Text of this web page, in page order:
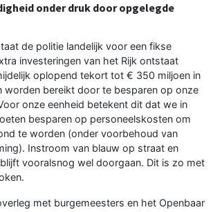
onder druk door opgelegde
de politie landelijk voor een fikse
investeringen van het Rijk ontstaat
oplopend tekort tot € 350 miljoen in
worden bereikt door te besparen op onze
onze eenheid betekent dit dat we in
besparen op personeelskosten om
te worden (onder voorbehoud van
Instroom van blauw op straat en
vooralsnog wel doorgaan. Dit is zo met
met burgemeesters en het Openbaar